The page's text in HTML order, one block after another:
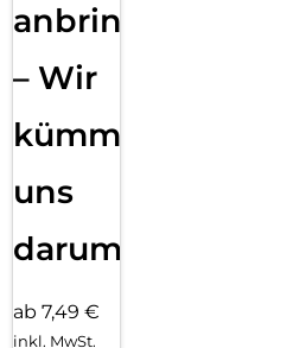
anbringen
– Wir
kümmern
uns
darum!
ab 7,49 €
inkl. MwSt.